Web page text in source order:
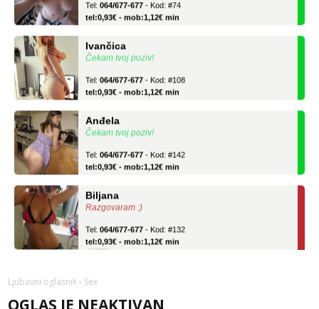
tel:0,93€ - mob:1,12€ min
Čekam tvoj poziv!
tel:0,93€ - mob:1,12€ min
Čekam tvoj poziv!
tel:0,93€ - mob:1,12€ min
Razgovaram :)
tel:0,93€ - mob:1,12€ min
Obavijesti me kada se oslobodi
Čekam tvoj poziv!
Tel: 064/677-677 - Kod: #74
Ljubavni oglasnik › Sex
OGLAS JE NEAKTIVAN